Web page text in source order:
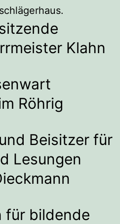
Klahn
Röhrig
Beisitzer für
Lesungen
für bildende